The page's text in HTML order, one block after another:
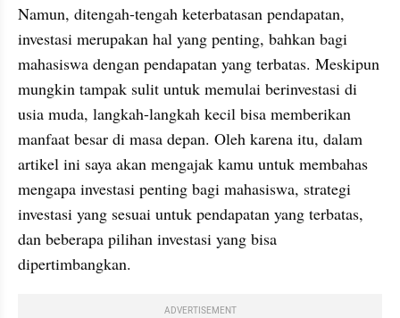
Namun, ditengah-tengah keterbatasan pendapatan,
investasi merupakan hal yang penting, bahkan bagi
mahasiswa dengan pendapatan yang terbatas. Meskipun
mungkin tampak sulit untuk memulai berinvestasi di
usia muda, langkah-langkah kecil bisa memberikan
manfaat besar di masa depan. Oleh karena itu, dalam
artikel ini saya akan mengajak kamu untuk membahas
mengapa investasi penting bagi mahasiswa, strategi
investasi yang sesuai untuk pendapatan yang terbatas,
dan beberapa pilihan investasi yang bisa
dipertimbangkan.
ADVERTISEMENT